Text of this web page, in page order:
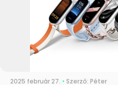
2025 február 27. • Szerző: Péter